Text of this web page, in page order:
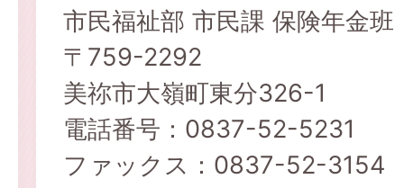
市民福祉部 市民課 保険年金班
〒759-2292
美祢市大嶺町東分326-1
電話番号：0837-52-5231
ファックス：0837-52-3154